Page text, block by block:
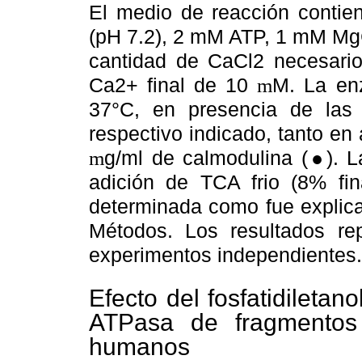
El medio de reacción
(pH 7.2), 2 mM ATP, 1 mM
cantidad de CaCl2
Ca2+ final de 10mM. La
37°C, en presencia de las
respectivo indicado, tanto
mg/ml de calmodulina (●).
adición de TCA frio (8%
determinada como fue
Métodos. Los resultados
experimentos independientes.
Efecto del
ATPasa de
humanos